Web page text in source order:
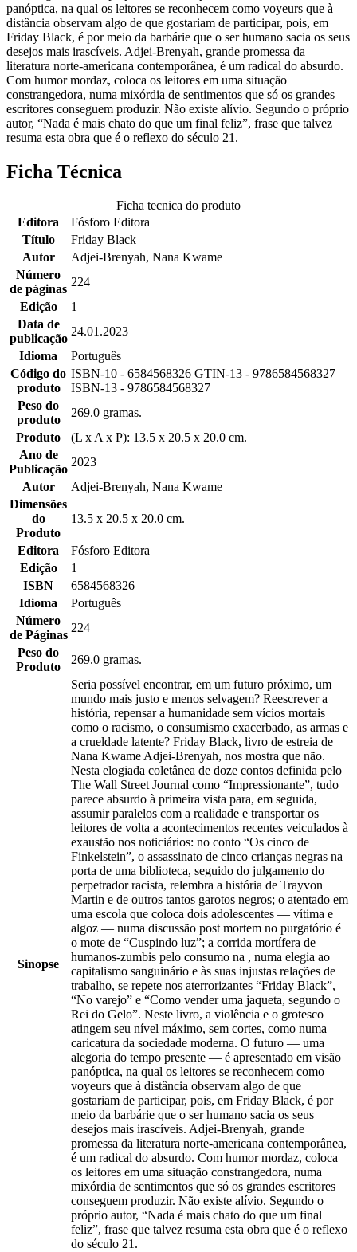
panóptica, na qual os leitores se reconhecem como voyeurs que à
distância observam algo de que gostariam de participar, pois, em
Friday Black, é por meio da barbárie que o ser humano sacia os seus
desejos mais irascíveis. Adjei-Brenyah, grande promessa da
literatura norte-americana contemporânea, é um radical do absurdo.
Com humor mordaz, coloca os leitores em uma situação
constrangedora, numa mixórdia de sentimentos que só os grandes
escritores conseguem produzir. Não existe alívio. Segundo o próprio
autor, “Nada é mais chato do que um final feliz”, frase que talvez
resuma esta obra que é o reflexo do século 21.
Ficha Técnica
Ficha tecnica do produto
Editora
Fósforo Editora
Título
Friday Black
Autor
Adjei-Brenyah, Nana Kwame
Número
de páginas
224
Edição
1
Data de
publicação
24.01.2023
Idioma
Português
Código do
produto
ISBN-10 - 6584568326 GTIN-13 - 9786584568327
ISBN-13 - 9786584568327
Peso do
produto
269.0 gramas.
Produto
(L x A x P): 13.5 x 20.5 x 20.0 cm.
Ano de
Publicação
2023
Autor
Adjei-Brenyah, Nana Kwame
Dimensões
do
Produto
13.5 x 20.5 x 20.0 cm.
Editora
Fósforo Editora
Edição
1
ISBN
6584568326
Idioma
Português
Número
de Páginas
224
Peso do
Produto
269.0 gramas.
Sinopse
Seria possível encontrar, em um futuro próximo, um
mundo mais justo e menos selvagem? Reescrever a
história, repensar a humanidade sem vícios mortais
como o racismo, o consumismo exacerbado, as armas e
a crueldade latente? Friday Black, livro de estreia de
Nana Kwame Adjei-Brenyah, nos mostra que não.
Nesta elogiada coletânea de doze contos definida pelo
The Wall Street Journal como “Impressionante”, tudo
parece absurdo à primeira vista para, em seguida,
assumir paralelos com a realidade e transportar os
leitores de volta a acontecimentos recentes veiculados à
exaustão nos noticiários: no conto “Os cinco de
Finkelstein”, o assassinato de cinco crianças negras na
porta de uma biblioteca, seguido do julgamento do
perpetrador racista, relembra a história de Trayvon
Martin e de outros tantos garotos negros; o atentado em
uma escola que coloca dois adolescentes — vítima e
algoz — numa discussão post mortem no purgatório é
o mote de “Cuspindo luz”; a corrida mortífera de
humanos-zumbis pelo consumo na , numa elegia ao
capitalismo sanguinário e às suas injustas relações de
trabalho, se repete nos aterrorizantes “Friday Black”,
“No varejo” e “Como vender uma jaqueta, segundo o
Rei do Gelo”. Neste livro, a violência e o grotesco
atingem seu nível máximo, sem cortes, como numa
caricatura da sociedade moderna. O futuro — uma
alegoria do tempo presente — é apresentado em visão
panóptica, na qual os leitores se reconhecem como
voyeurs que à distância observam algo de que
gostariam de participar, pois, em Friday Black, é por
meio da barbárie que o ser humano sacia os seus
desejos mais irascíveis. Adjei-Brenyah, grande
promessa da literatura norte-americana contemporânea,
é um radical do absurdo. Com humor mordaz, coloca
os leitores em uma situação constrangedora, numa
mixórdia de sentimentos que só os grandes escritores
conseguem produzir. Não existe alívio. Segundo o
próprio autor, “Nada é mais chato do que um final
feliz”, frase que talvez resuma esta obra que é o reflexo
do século 21.